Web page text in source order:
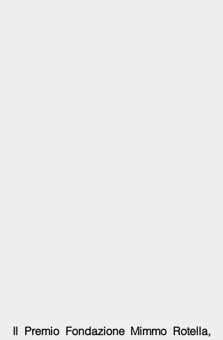
Il Premio Fondazione Mimmo Rotella,